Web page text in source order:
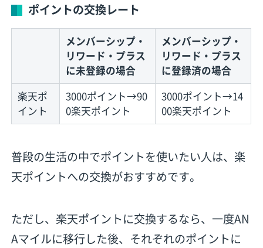
ポイントの交換レート
メンバーシップ・
リワード・プラス
に未登録の場合
メンバーシップ・
リワード・プラス
に登録済の場合
楽天ポ
イント
3000ポイント→90
0楽天ポイント
3000ポイント→14
00楽天ポイント
普段の生活の中でポイントを使いたい人は、楽
天ポイントへの交換がおすすめです。
ただし、楽天ポイントに交換するなら、一度AN
Aマイルに移行した後、それぞれのポイントに